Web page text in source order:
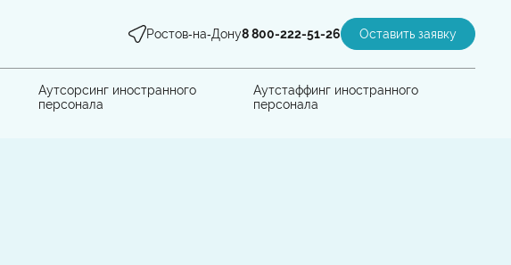
Ростов‑на‑Дону8 800-222-51-26 Оставить заявку
Аутсорсинг иностранного
персонала
Аутстаффинг иностранного
персонала